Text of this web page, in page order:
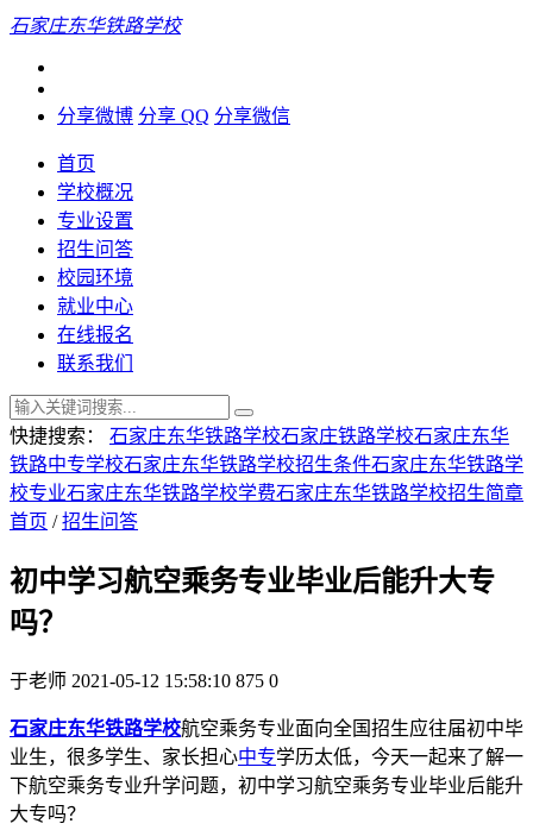
石家庄东华铁路学校
分享微博 分享 QQ 分享微信
首页
学校概况
专业设置
招生问答
校园环境
就业中心
在线报名
联系我们
快捷搜索： 石家庄东华铁路学校石家庄铁路学校石家庄东华
铁路中专学校石家庄东华铁路学校招生条件石家庄东华铁路学
校专业石家庄东华铁路学校学费石家庄东华铁路学校招生简章
首页 /招生问答
初中学习航空乘务专业毕业后能升大专
吗？
于老师 2021-05-12 15:58:10 875 0
石家庄东华铁路学校航空乘务专业面向全国招生应往届初中毕
业生，很多学生、家长担心中专学历太低，今天一起来了解一
下航空乘务专业升学问题，初中学习航空乘务专业毕业后能升
大专吗？